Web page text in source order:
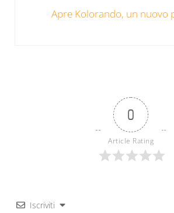
Apre Kolorando, un nuovo
0
Article Rating
Iscriviti